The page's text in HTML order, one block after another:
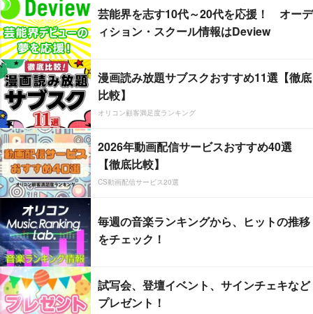
芸能界を志す10代～20代を応援！ オーデ
ィション・スクール情報はDeview
漫画読み放題サブスクおすすめ11選【徹底
比較】
オリコン顧客満足度ランキング
2026年動画配信サービスおすすめ40選
【徹底比較】
CS動画配信サービス20選
毎週の音楽ランキングから、ヒットの推移
をチェック！
試写会、登壇イベント、サインチェキなど
プレゼント！